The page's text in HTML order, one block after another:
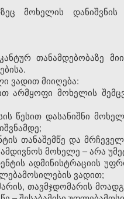
მოხელის
თანამდებობაზე
ვადით მიიღება:
არმყოფი მოხელის
წესით დასანიშნი
თანაშემწე და
მოხელე –არა
ადმინისტრაციის
ვადით;
თავმჯდომარის